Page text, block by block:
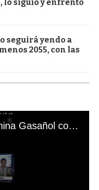
lo siguió y enfrentó
seguirá yendo a
2055, con las
El mal momento de Yanina Gasañol con un hincha argentino en "Subrayado"